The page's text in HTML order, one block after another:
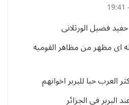
حفيد فضيل الورثلانى
اى مظهر من مظاهر القوميه
العرب حبا للبربر اخوانهم
البربر فى الجزائر